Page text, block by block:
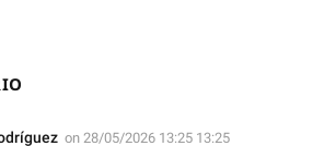
on 28/05/2026 13:25 13:25